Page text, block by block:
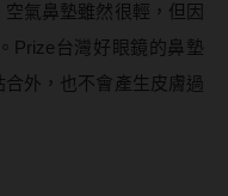
氣鼻墊雖然很輕，但因
Prize台灣好眼鏡的鼻墊
外，也不會產生皮膚過